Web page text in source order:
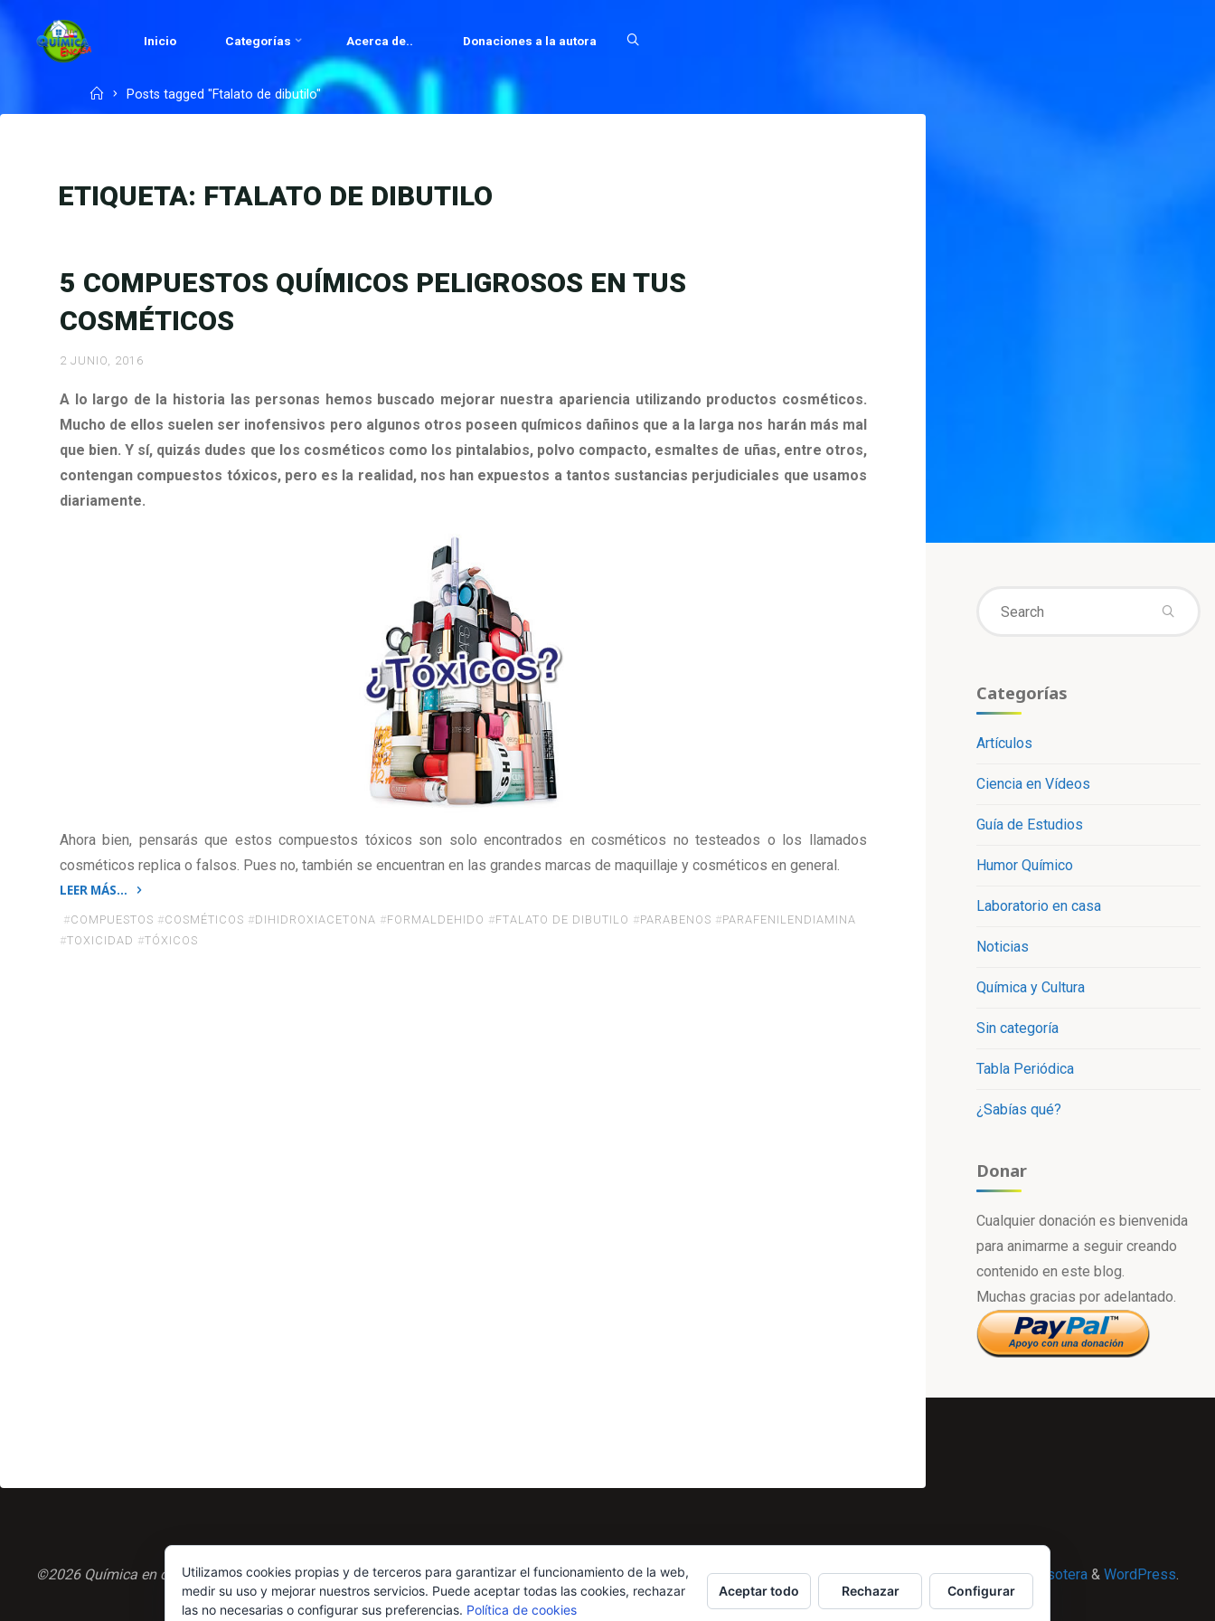
CASA.COM
Inicio Categorías Acerca de.. Donaciones a la autora
HomePosts tagged "Ftalato de dibutilo"
ETIQUETA: FTALATO DE DIBUTILO
5 COMPUESTOS QUÍMICOS PELIGROSOS EN TUS
COSMÉTICOS
2 JUNIO, 2016
A lo largo de la historia las personas hemos buscado mejorar nuestra apariencia utilizando productos cosméticos.
Mucho de ellos suelen ser inofensivos pero algunos otros poseen químicos dañinos que a la larga nos harán más mal
que bien. Y sí, quizás dudes que los cosméticos como los pintalabios, polvo compacto, esmaltes de uñas, entre otros,
contengan compuestos tóxicos, pero es la realidad, nos han expuestos a tantos sustancias perjudiciales que usamos
diariamente.
Ahora bien, pensarás que estos compuestos tóxicos son solo encontrados en cosméticos no testeados o los llamados
cosméticos replica o falsos. Pues no, también se encuentran en las grandes marcas de maquillaje y cosméticos en general.
LEER MÁS…
«5
compuestos
#COMPUESTOS #COSMÉTICOS #DIHIDROXIACETONA #FORMALDEHIDO #FTALATO DE DIBUTILO #PARABENOS #PARAFENILENDIAMINA
#TOXICIDAD #TÓXICOS
Categorías
Artículos
Ciencia en Vídeos
Guía de Estudios
Humor Químico
Laboratorio en casa
Noticias
Química y Cultura
Sin categoría
Tabla Periódica
¿Sabías qué?
Donar
Cualquier donación es bienvenida
para animarme a seguir creando
contenido en este blog.
Muchas gracias por adelantado.
Powered by Esotera & WordPress.
©2026 Química en casa.comUtilizamos cookies propias y de terceros para garantizar el funcionamiento de la web,
medir su uso y mejorar nuestros servicios. Puede aceptar todas las cookies, rechazar
las no necesarias o configurar sus preferencias. Política de cookies
Aceptar todo Rechazar Configurar